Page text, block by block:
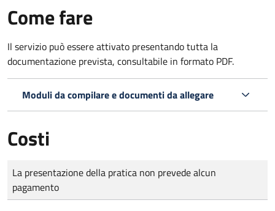
Come fare
Il servizio può essere attivato presentando tutta la
documentazione prevista, consultabile in formato PDF.
Moduli da compilare e documenti da allegare
Costi
Tipo di pagamento
Importo
La presentazione della pratica non prevede alcun
pagamento